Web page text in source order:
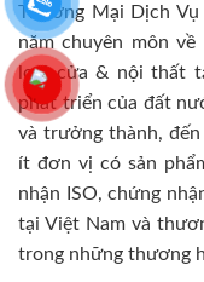
Thương Mại Dịch
năm chuyên môn
loại cửa & nội thất
phát triển của đất
và trưởng thành,
ít đơn vị có sản
nhận ISO, chứng
tại Việt Nam và
trong những thương